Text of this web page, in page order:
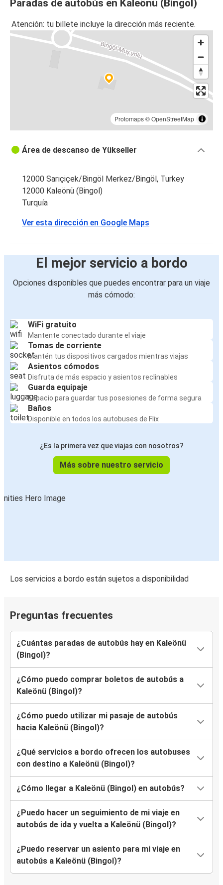
Paradas de autobús en Kaleönü (Bingol)
Atención: tu billete incluye la dirección más reciente.
Protomaps©OpenStreetMap
Área de descanso de Yükseller
12000 Sarıçiçek/Bingöl Merkez/Bingöl, Turkey
12000 Kaleönü (Bingol)
Turquía
Ver esta dirección en Google Maps
El mejor servicio a bordo
Opciones disponibles que puedes encontrar para un viaje
más cómodo:
WiFi gratuito
Mantente conectado durante el viaje
Tomas de corriente
Mantén tus dispositivos cargados mientras viajas
Asientos cómodos
Disfruta de más espacio y asientos reclinables
Guarda equipaje
Espacio para guardar tus posesiones de forma segura
Baños
Disponible en todos los autobuses de Flix
¿Es la primera vez que viajas con nosotros?
Más sobre nuestro servicio
Los servicios a bordo están sujetos a disponibilidad
Preguntas frecuentes
¿Cuántas paradas de autobús hay en Kaleönü
(Bingol)?
¿Cómo puedo comprar boletos de autobús a
Kaleönü (Bingol)?
¿Cómo puedo utilizar mi pasaje de autobús
hacia Kaleönü (Bingol)?
¿Qué servicios a bordo ofrecen los autobuses
con destino a Kaleönü (Bingol)?
¿Cómo llegar a Kaleönü (Bingol) en autobús?
¿Puedo hacer un seguimiento de mi viaje en
autobús de ida y vuelta a Kaleönü (Bingol)?
¿Puedo reservar un asiento para mi viaje en
autobús a Kaleönü (Bingol)?